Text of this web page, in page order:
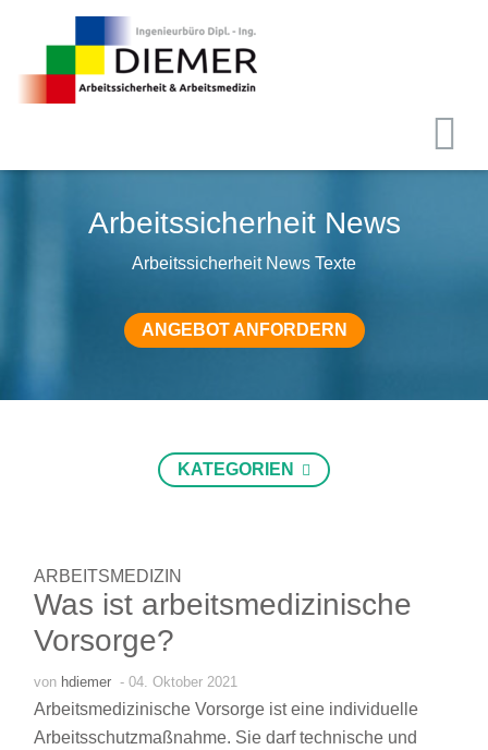
Arbeitssicherheit News
Arbeitssicherheit News Texte
ANGEBOT ANFORDERN
KATEGORIEN
ARBEITSMEDIZIN
Was ist arbeitsmedizinische
Vorsorge?
von hdiemer - 04. Oktober 2021
Arbeitsmedizinische Vorsorge ist eine individuelle
Arbeitsschutzmaßnahme. Sie darf technische und